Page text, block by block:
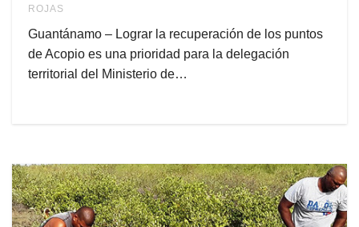
ROJAS
Guantánamo – Lograr la recuperación de los puntos
de Acopio es una prioridad para la delegación
territorial del Ministerio de…